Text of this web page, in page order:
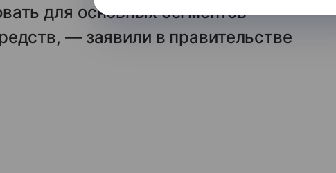
для основных сегментов
— заявили в правительстве